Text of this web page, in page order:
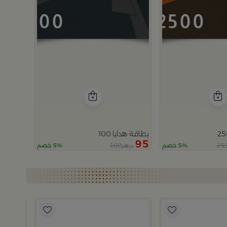
5% خصم
بطاقة هدايا 100
95 درهم100 5% خصم